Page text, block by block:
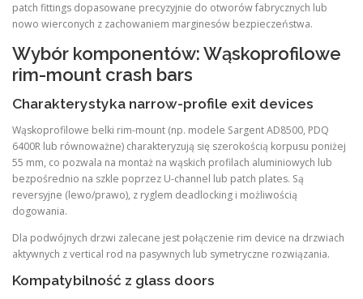
patch fittings dopasowane precyzyjnie do otworów fabrycznych lub
nowo wierconych z zachowaniem marginesów bezpieczeństwa.
Wybór komponentów: Wąskoprofilowe
rim-mount crash bars
Charakterystyka narrow-profile exit devices
Wąskoprofilowe belki rim-mount (np. modele Sargent AD8500, PDQ
6400R lub równoważne) charakteryzują się szerokością korpusu poniżej
55 mm, co pozwala na montaż na wąskich profilach aluminiowych lub
bezpośrednio na szkle poprzez U-channel lub patch plates. Są
reversyjne (lewo/prawo), z ryglem deadlocking i możliwością
dogowania.
Dla podwójnych drzwi zalecane jest połączenie rim device na drzwiach
aktywnych z vertical rod na pasywnych lub symetryczne rozwiązania.
Kompatybilność z glass doors